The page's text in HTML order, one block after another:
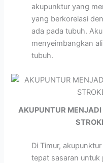
akupunktur yang
yang berkorelasi
ada pada tubuh.
menyeimbangkan
tubuh.
AKUPUNTUR
Di Timur,
tepat sasaran untuk